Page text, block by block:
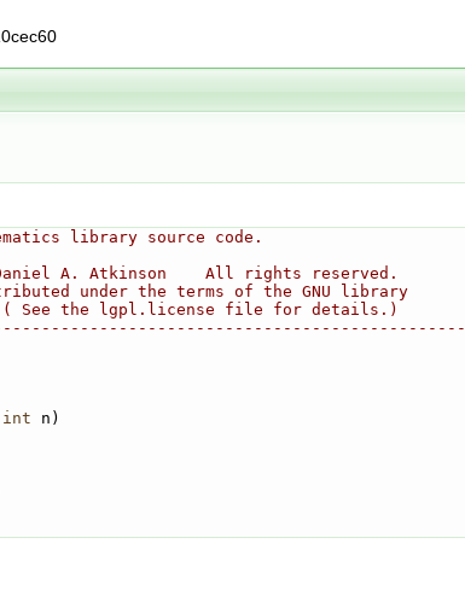
library source code.
A. Atkinson    All rights reserved.
under the terms of the GNU library
( See the lgpl.license file for details.)
int n)